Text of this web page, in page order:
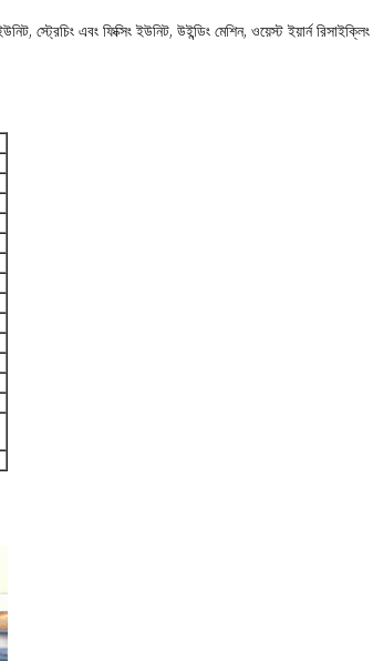
স্ট্রেচিং এবং ফিক্সিং ইউনিট, উইন্ডিং মেশিন, ওয়েস্ট ইয়ার্ন